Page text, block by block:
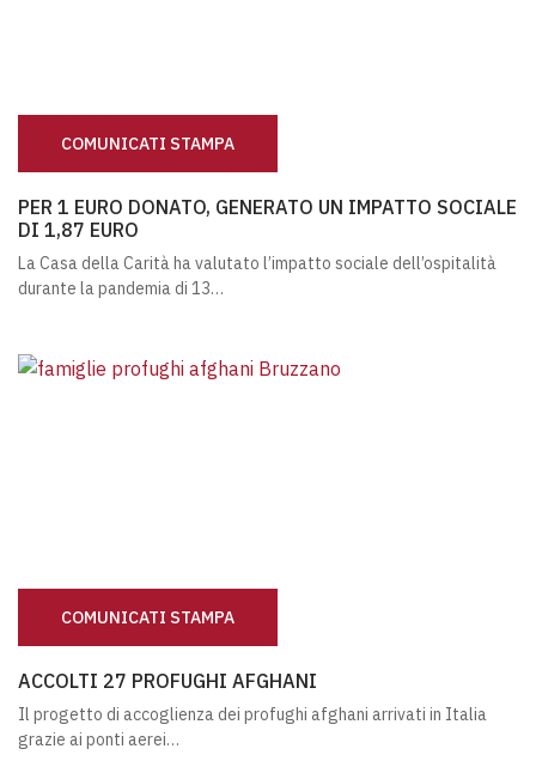
COMUNICATI STAMPA
PER 1 EURO DONATO, GENERATO UN IMPATTO SOCIALE
DI 1,87 EURO
La Casa della Carità ha valutato l’impatto sociale dell’ospitalità
durante la pandemia di 13…
COMUNICATI STAMPA
ACCOLTI 27 PROFUGHI AFGHANI
Il progetto di accoglienza dei profughi afghani arrivati in Italia
grazie ai ponti aerei…